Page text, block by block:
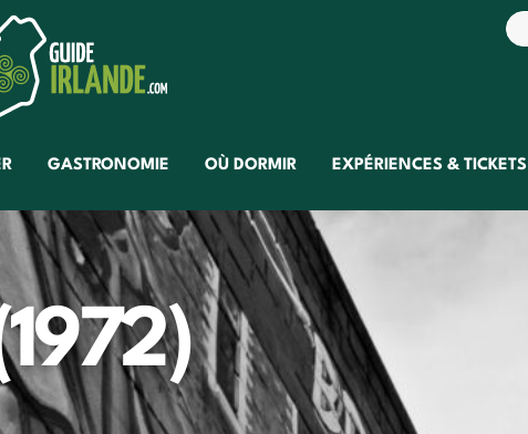
GASTRONOMIE OÙ DORMIR EXPÉRIENCES & TICKETS